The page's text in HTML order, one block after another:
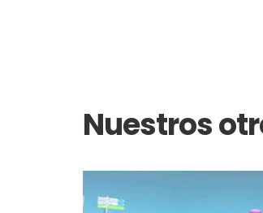
Nuestros